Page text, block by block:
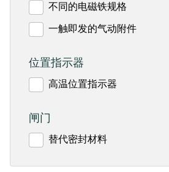
不同的电磁铁规格
一触即发的气动附件
位置指示器
高温位置指示器
闸门
替代密封材料